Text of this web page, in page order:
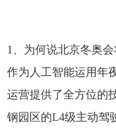
1、为何说北京冬奥
作为人工智能运用年
运营提供了全方位的
钢园区的L4级主动驾